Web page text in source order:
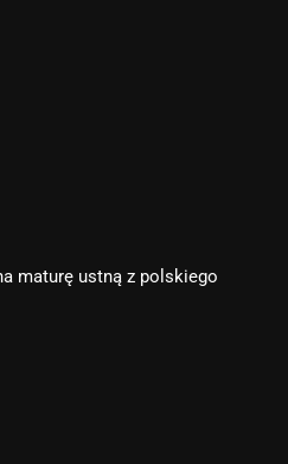
maturę ustną z polskiego